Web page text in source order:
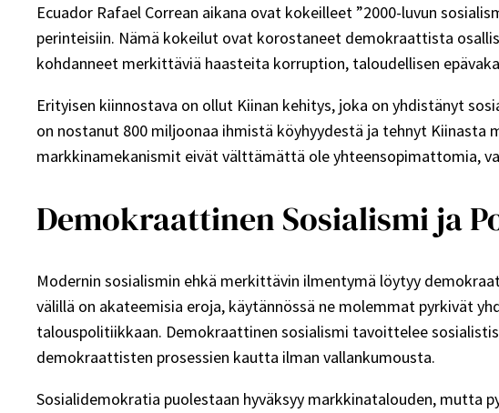
Ecuador Rafael Correan aikana ovat kokeilleet ”2000-luvun
perinteisiin. Nämä kokeilut ovat korostaneet demokraattista
kohdanneet merkittäviä haasteita korruption, taloudellisen
Erityisen kiinnostava on ollut Kiinan kehitys, joka on yhdistänyt
on nostanut 800 miljoonaa ihmistä köyhyydestä ja tehnyt
markkinamekanismit eivät välttämättä ole yhteensopimattomia,
Demokraattinen Sosialismi ja
Modernin sosialismin ehkä merkittävin ilmentymä löytyy
välillä on akateemisia eroja, käytännössä ne molemmat pyrkivät
talouspolitiikkaan. Demokraattinen sosialismi tavoittelee
demokraattisten prosessien kautta ilman vallankumousta.
Sosialidemokratia puolestaan hyväksyy markkinatalouden, mutta